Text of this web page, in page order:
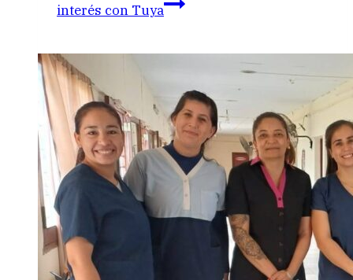
interés con Tuya